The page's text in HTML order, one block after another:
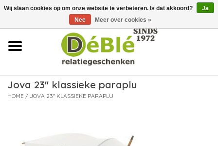
Over ons
Contact
Nieuws
Jova 23'' klassieke paraplu
HOME / JOVA 23'' KLASSIEKE PARAPLU
Wij slaan cookies op om onze website te verbeteren. Is dat akkoord?
Ja
Nee
Meer over cookies »